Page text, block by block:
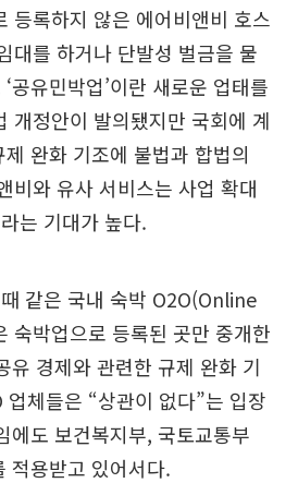
등록하지 않은 에어비앤비 호스
대를 하거나 단발성 벌금을 물
공유민박업’이란 새로운 업태를
개정안이 발의됐지만 국회에 계
완화 기조에 불법과 합법의
비와 유사 서비스는 사업 확대
는 기대가 높다.
같은 국내 숙박 O2O(Online
박업으로 등록된 곳만 중개한
유 경제와 관련한 규제 완화 기
체들은 “상관이 없다”는 입장
에도 보건복지부, 국토교통부
적용받고 있어서다.